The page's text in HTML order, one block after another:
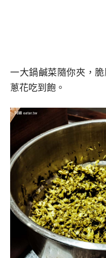
一大鍋鹹菜隨你夾，
蔥花吃到飽。